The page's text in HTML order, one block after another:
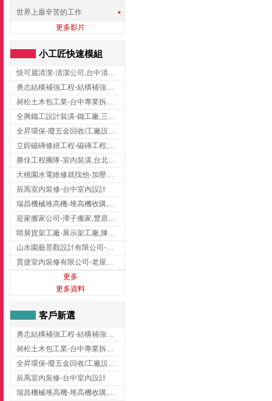
世界上最辛苦的工作
更多影片
小工匠快速模組
快可麗清潔-清潔公司,台中清潔公司,台中居家清潔
勇志結構補強工程-結構補強工程 ,桃園結構補強工程,龍潭結構補強工程
昶松土木包工業-台中專業拆除工程/挖土機出租
全興鐵工設計裝潢-鐵工廠,三峽鐵工廠,台北鐵工廠
全昇環保-廢五金回收/工廠設備收購/機械設備回收/高價收購廠房設備
立鍠磁磚修繕工程-磁磚工程,磁磚修補,新竹磁磚工程
勝佳工程團隊-室內裝潢,台北房屋裝修,三重室內裝修
大桃園水電維修就找他-加壓馬達,抽水馬達,桃園水電行,中壢水電
辰禹室內裝修-台中室內設計
瑞昌機械堆高機-堆高機收購,新北市堆高機,桃園堆高機
迎家搬家公司-潭子搬家,豐原搬家,大雅搬家,大甲搬家,台中推薦搬家,台中搬家
睛展貨架工廠-展示架工廠,陳列架,台中展示架工廠
山水園藝景觀設計有限公司-景觀工程,景觀設計,新竹園藝工程,新竹景觀設計
貫捷室內裝修有限公司-老屋翻新工程,台中老屋翻新工程,台中舊屋翻新
更多
更多資料
客戶新選
勇志結構補強工程-結構補強工程 ,桃園結構補強工程,龍潭結構補強工程
昶松土木包工業-台中專業拆除工程/挖土機出租
全昇環保-廢五金回收/工廠設備收購/機械設備回收/高價收購廠房設備
辰禹室內裝修-台中室內設計
瑞昌機械堆高機-堆高機收購,新北市堆高機,桃園堆高機